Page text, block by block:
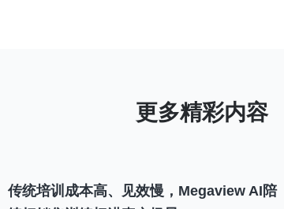
传统培训成本高、见效慢，Megaview AI陪